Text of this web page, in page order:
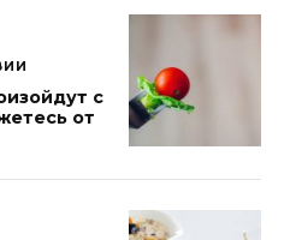
с
от